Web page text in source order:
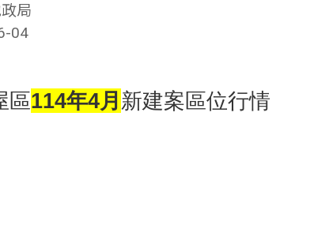
局
04
區114年4月 新建案區位行情